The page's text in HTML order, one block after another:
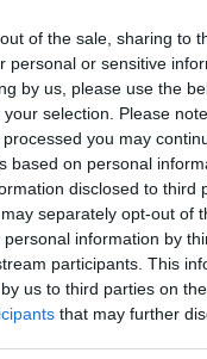
of the sale, sharing to
personal or sensitive
by us, please use the
selection. Please
you may
based on personal
disclosed to third
separately opt-out of
information by
participants. This
us to third parties on the
that may further
Pinterest